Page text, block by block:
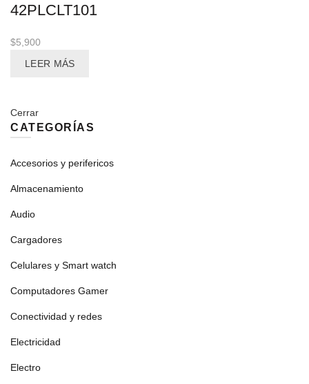
42PLCLT101
$5,900
LEER MÁS
Cerrar
CATEGORÍAS
Accesorios y perifericos
Almacenamiento
Audio
Cargadores
Celulares y Smart watch
Computadores Gamer
Conectividad y redes
Electricidad
Electro